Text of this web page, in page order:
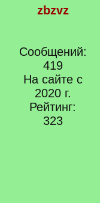
zbzvz
Сообщений:
419
На сайте с
2020 г.
Рейтинг:
323